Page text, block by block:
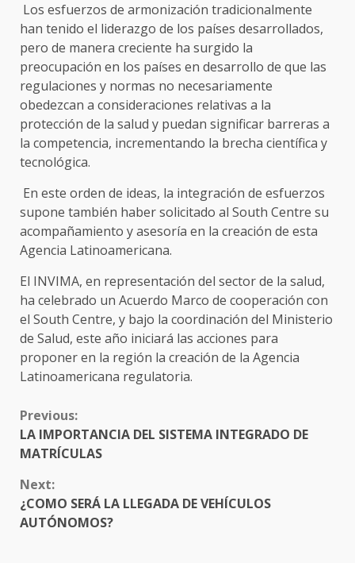
Los esfuerzos de armonización tradicionalmente
han tenido el liderazgo de los países desarrollados,
pero de manera creciente ha surgido la
preocupación en los países en desarrollo de que las
regulaciones y normas no necesariamente
obedezcan a consideraciones relativas a la
protección de la salud y puedan significar barreras a
la competencia, incrementando la brecha científica y
tecnológica.
En este orden de ideas, la integración de esfuerzos
supone también haber solicitado al South Centre su
acompañamiento y asesoría en la creación de esta
Agencia Latinoamericana.
El INVIMA, en representación del sector de la salud,
ha celebrado un Acuerdo Marco de cooperación con
el South Centre, y bajo la coordinación del Ministerio
de Salud, este año iniciará las acciones para
proponer en la región la creación de la Agencia
Latinoamericana regulatoria.
CONTINUE
READING
Previous:
LA IMPORTANCIA DEL SISTEMA INTEGRADO DE
MATRÍCULAS
Next:
¿COMO SERÁ LA LLEGADA DE VEHÍCULOS
AUTÓNOMOS?